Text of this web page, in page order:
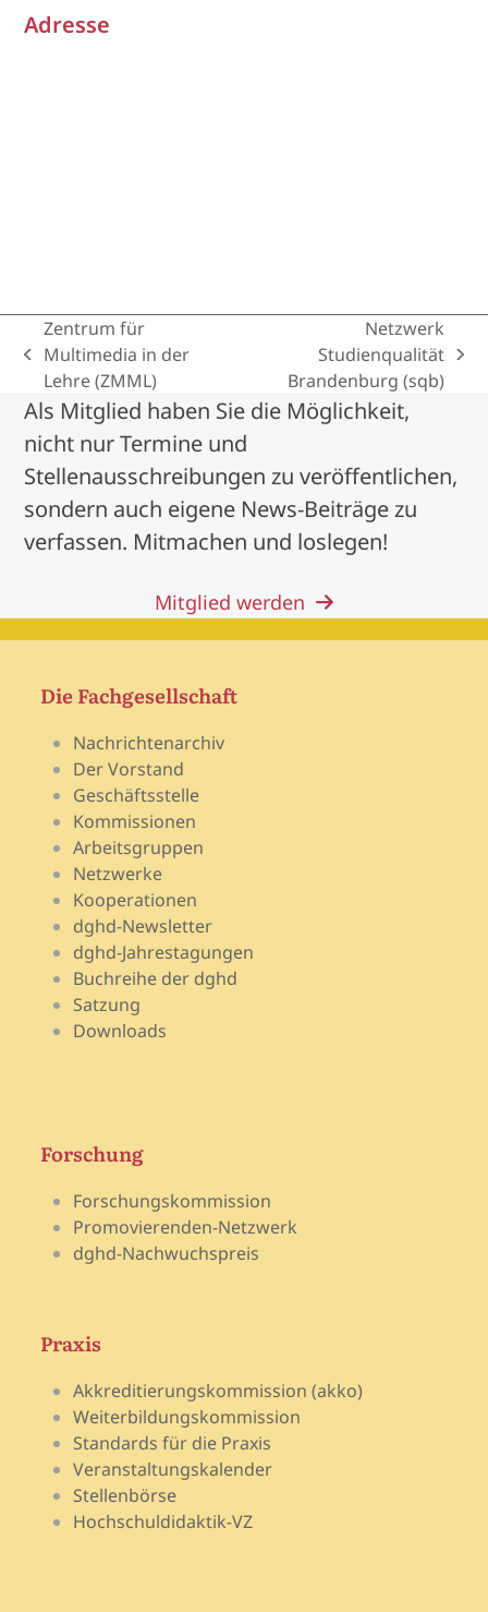
Adresse
previous
post:
Zentrum für
Multimedia in der
Lehre (ZMML)
post:
Netzwerk
Studienqualität
Brandenburg (sqb)
Als Mitglied haben Sie die Möglichkeit,
nicht nur Termine und
Stellenausschreibungen zu veröffentlichen,
sondern auch eigene News-Beiträge zu
verfassen. Mitmachen und loslegen!
Mitglied werden
Die Fachgesellschaft
Nachrichtenarchiv
Der Vorstand
Geschäftsstelle
Kommissionen
Arbeitsgruppen
Netzwerke
Kooperationen
dghd-Newsletter
dghd-Jahrestagungen
Buchreihe der dghd
Satzung
Downloads
Forschung
Forschungskommission
Promovierenden-Netzwerk
dghd-Nachwuchspreis
Praxis
Akkreditierungskommission (akko)
Weiterbildungskommission
Standards für die Praxis
Veranstaltungskalender
Stellenbörse
Hochschuldidaktik-VZ